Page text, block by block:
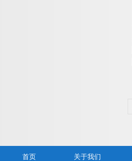
首页 关于我们